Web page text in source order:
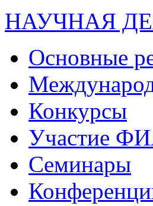
НАУЧНАЯ
Основные
Конкурсы
Участие
Семинары